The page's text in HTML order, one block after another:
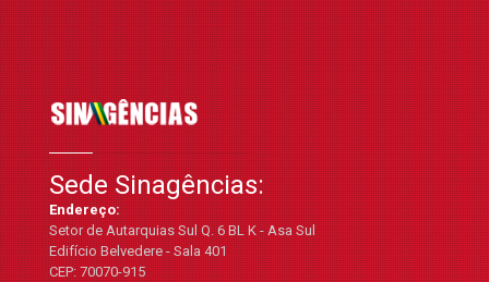
Sede Sinagências:
Endereço:
Setor de Autarquias Sul Q. 6 BL K - Asa Sul
Edifício Belvedere - Sala 401
CEP: 70070-915